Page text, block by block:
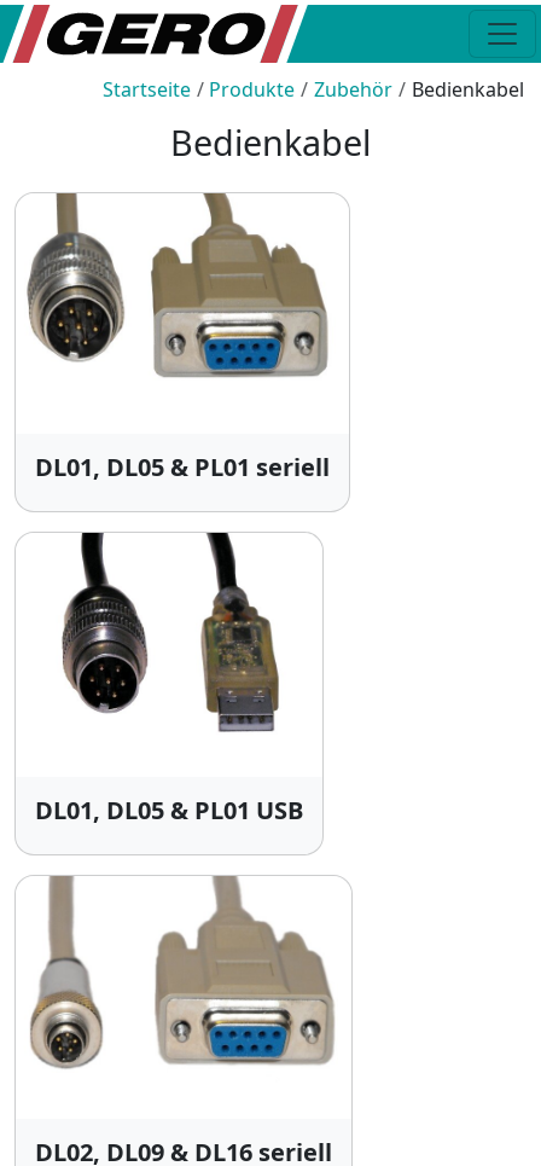
Startseite Produkte Zubehör Bedienkabel
Bedienkabel
DL01, DL05 & PL01 seriell
DL01, DL05 & PL01 USB
DL02, DL09 & DL16 seriell